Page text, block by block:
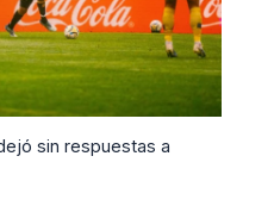
sin respuestas a